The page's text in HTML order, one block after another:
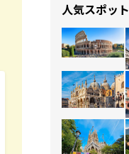
人気スポット